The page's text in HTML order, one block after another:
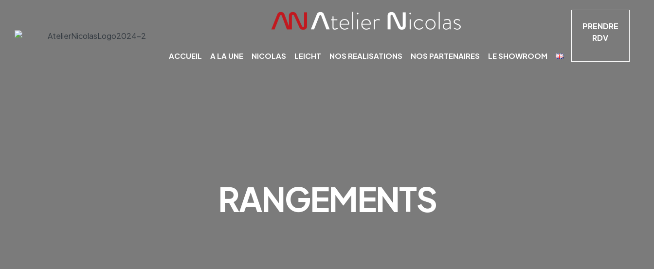
ACCUEIL A LA UNE NICOLAS LEICHT NOS REALISATIONS NOS PARTENAIRES LE SHOWROOM
PRENDRE
RDV
RANGEMENTS